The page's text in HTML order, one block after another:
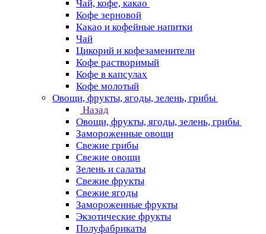
Чай, кофе, какао
Кофе зерновой
Какао и кофейные напитки
Чай
Цикорий и кофезаменители
Кофе растворимый
Кофе в капсулах
Кофе молотый
Овощи, фрукты, ягоды, зелень, грибы
Назад
Овощи, фрукты, ягоды, зелень, грибы
Замороженные овощи
Свежие грибы
Свежие овощи
Зелень и салаты
Свежие фрукты
Свежие ягоды
Замороженные фрукты
Экзотические фрукты
Полуфабрикаты